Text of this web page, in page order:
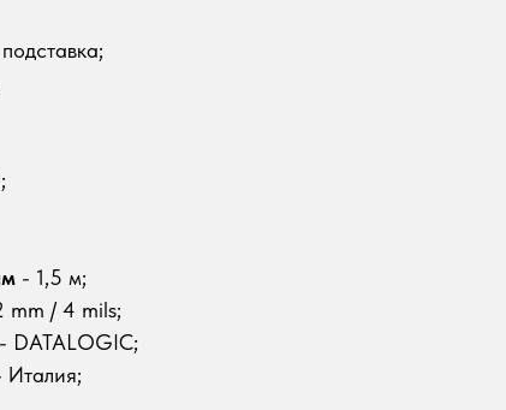
- 1,5 м;
mm / 4 mils;
- DATALOGIC;
Италия;